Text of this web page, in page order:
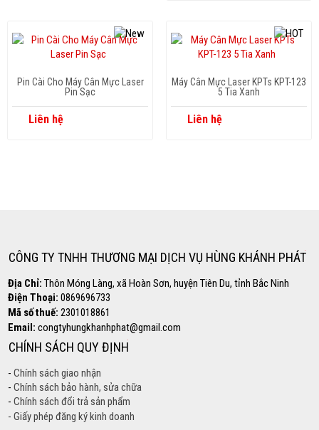
Pin Cài Cho Máy Cân Mực Laser
Pin Sạc
Liên hệ
Máy Cân Mực Laser KPTs KPT-123
5 Tia Xanh
Liên hệ
CÔNG TY TNHH THƯƠNG MẠI DỊCH VỤ HÙNG KHÁNH PHÁT
Địa Chỉ: Thôn Móng Làng, xã Hoàn Sơn, huyện Tiên Du, tỉnh Bắc Ninh
Điện Thoại: 0869696733
Mã số thuế: 2301018861
Email: congtyhungkhanhphat@gmail.com
CHÍNH SÁCH QUY ĐỊNH
- Chính sách giao nhận
- Chính sách bảo hành, sửa chữa
- Chính sách đổi trả sản phẩm
- Giấy phép đăng ký kinh doanh